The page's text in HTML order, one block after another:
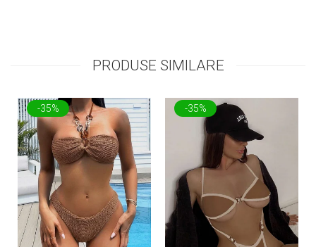
PRODUSE SIMILARE
-35% -35%